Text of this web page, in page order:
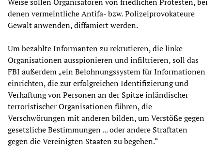
denen vermeintliche Antifa- bzw. Polizeiprovokateure
Gewalt anwenden, diffamiert werden.
Um bezahlte Informanten zu rekrutieren, die linke
Organisationen ausspionieren und infiltrieren, soll das
FBI außerdem „ein Belohnungssystem für Informationen
einrichten, die zur erfolgreichen Identifizierung und
Verhaftung von Personen an der Spitze inländischer
terroristischer Organisationen führen, die
Verschwörungen mit anderen bilden, um Verstöße gegen
gesetzliche Bestimmungen ... oder andere Straftaten
gegen die Vereinigten Staaten zu begehen.“